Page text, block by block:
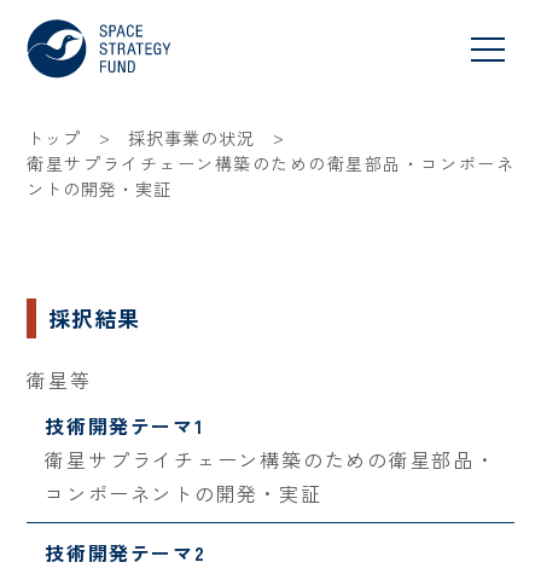
トップ > 採択事業の状況 >
衛星サプライチェーン構築のための衛星部品・コンポーネ
ントの開発・実証
採択結果
衛星等
技術開発テーマ1
衛星サプライチェーン構築のための衛星部品・
コンポーネントの開発・実証
技術開発テーマ2